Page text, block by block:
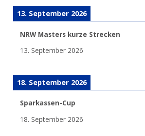
13. September 2026
NRW Masters kurze Strecken
13. September 2026
18. September 2026
Sparkassen-Cup
18. September 2026